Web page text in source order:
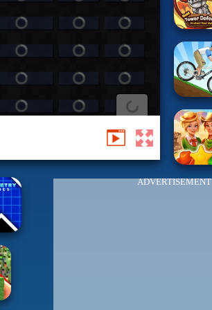
ADVERTISEMENT